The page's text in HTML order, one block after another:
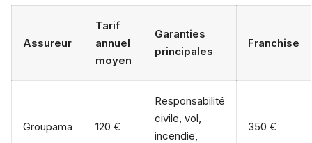
Assureur
Tarif
annuel
moyen
Garanties
principales
Franchise
Groupama 120 €
Responsabilité
civile, vol,
incendie,
350 €